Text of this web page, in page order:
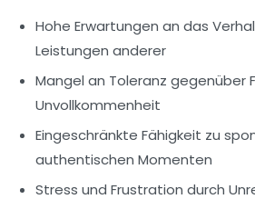
Hohe Erwartungen an das
Leistungen anderer
Mangel an Toleranz gegenüber
Unvollkommenheit
Eingeschränkte Fähigkeit zu
authentischen Momenten
Stress und Frustration durch